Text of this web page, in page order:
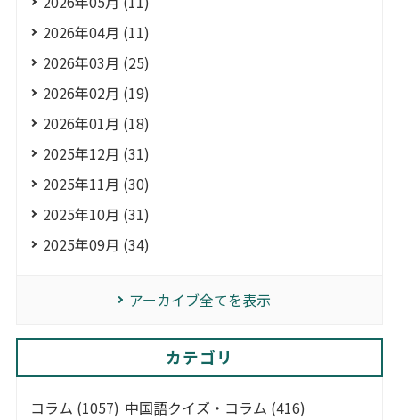
2026年04月 (11)
2026年03月 (25)
2026年02月 (19)
2026年01月 (18)
2025年12月 (31)
2025年11月 (30)
2025年10月 (31)
2025年09月 (34)
アーカイブ全てを表示
カテゴリ
コラム (1057) 中国語クイズ・コラム (416)